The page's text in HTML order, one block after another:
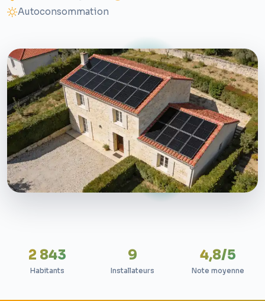
Autoconsommation
2 843
Habitants
9
Installateurs
4,8/5
Note moyenne